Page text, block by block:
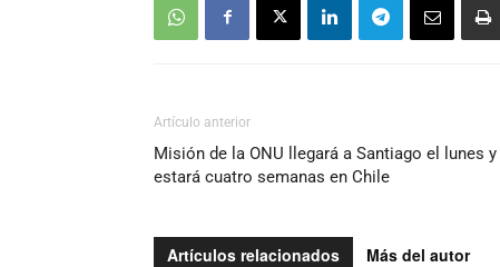
Artículo anterior
Misión de la ONU llegará a Santiago el lunes y
estará cuatro semanas en Chile
Artículos relacionados Más del autor